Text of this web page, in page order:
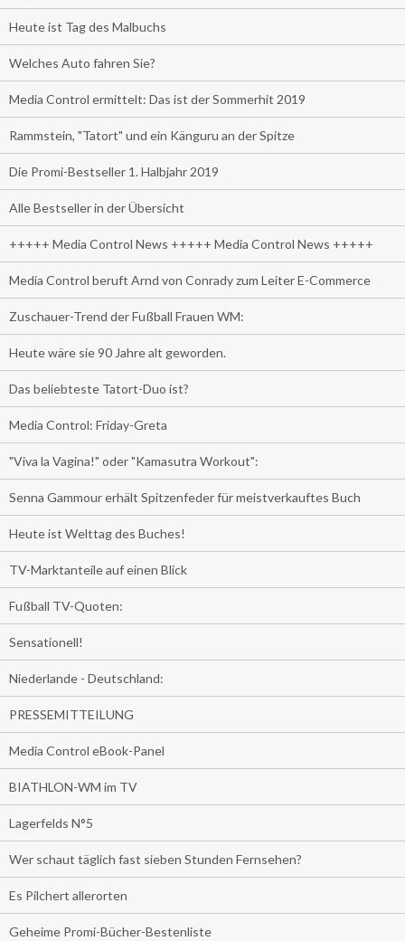
Heute ist Tag des Malbuchs
Welches Auto fahren Sie?
Media Control ermittelt: Das ist der Sommerhit 2019
Rammstein, "Tatort" und ein Känguru an der Spitze
Die Promi-Bestseller 1. Halbjahr 2019
Alle Bestseller in der Übersicht
+++++ Media Control News +++++ Media Control News +++++
Media Control beruft Arnd von Conrady zum Leiter E-Commerce
Zuschauer-Trend der Fußball Frauen WM:
Heute wäre sie 90 Jahre alt geworden.
Das beliebteste Tatort-Duo ist?
Media Control: Friday-Greta
"Viva la Vagina!" oder "Kamasutra Workout":
Senna Gammour erhält Spitzenfeder für meistverkauftes Buch
Heute ist Welttag des Buches!
TV-Marktanteile auf einen Blick
Fußball TV-Quoten:
Sensationell!
Niederlande - Deutschland:
PRESSEMITTEILUNG
Media Control eBook-Panel
BIATHLON-WM im TV
Lagerfelds N°5
Wer schaut täglich fast sieben Stunden Fernsehen?
Es Pilchert allerorten
Geheime Promi-Bücher-Bestenliste